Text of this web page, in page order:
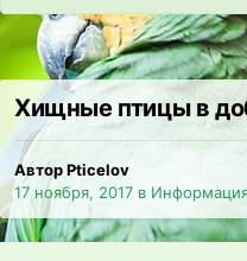
Хищные птицы в
Автор Pticelov
17 ноября, 2017 в